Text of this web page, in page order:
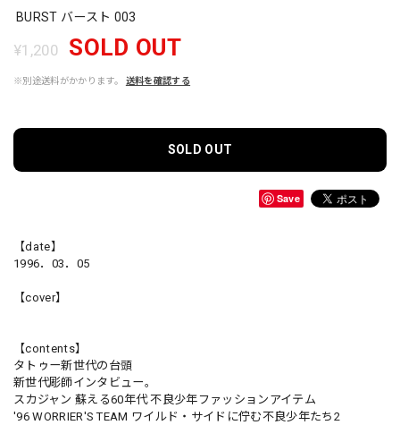
BURST バースト 003
¥1,200 SOLD OUT
※別途送料がかかります。 送料を確認する
SOLD OUT
Save
【date】
1996．03．05
【cover】
【contents】
タトゥー新世代の台頭
新世代彫師インタビュー。
スカジャン 蘇える60年代 不良少年ファッションアイテム
'96 WORRIER'S TEAM ワイルド・サイドに佇む不良少年たち2